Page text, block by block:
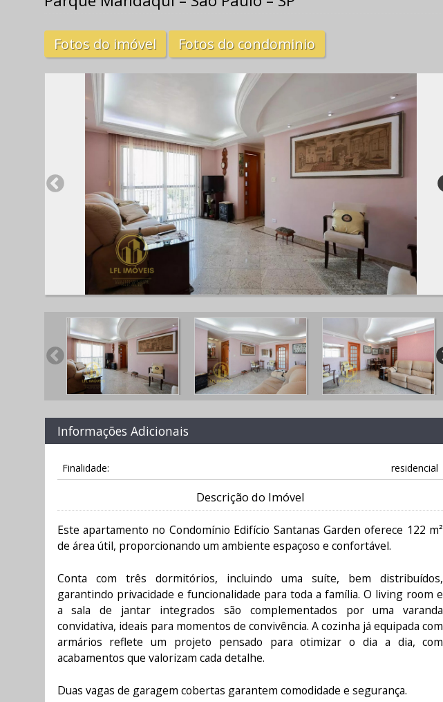
Fotos do imóvel Fotos do condominio
Informações Adicionais
Finalidade: residencial
Descrição do Imóvel
Este apartamento no Condomínio Edifício Santanas Garden oferece 122 m²
de área útil, proporcionando um ambiente espaçoso e confortável.
Conta com três dormitórios, incluindo uma suíte, bem distribuídos,
garantindo privacidade e funcionalidade para toda a família. O living room e
a sala de jantar integrados são complementados por uma varanda
convidativa, ideais para momentos de convivência. A cozinha já equipada com
armários reflete um projeto pensado para otimizar o dia a dia, com
acabamentos que valorizam cada detalhe.
Duas vagas de garagem cobertas garantem comodidade e segurança.